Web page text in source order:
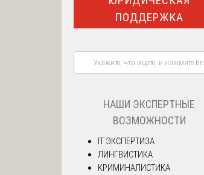
ПОДДЕРЖКА
НАШИ ЭКСПЕРТНЫЕ
ВОЗМОЖНОСТИ
IT ЭКСПЕРТИЗА
ЛИНГВИСТИКА
КРИМИНАЛИСТИКА